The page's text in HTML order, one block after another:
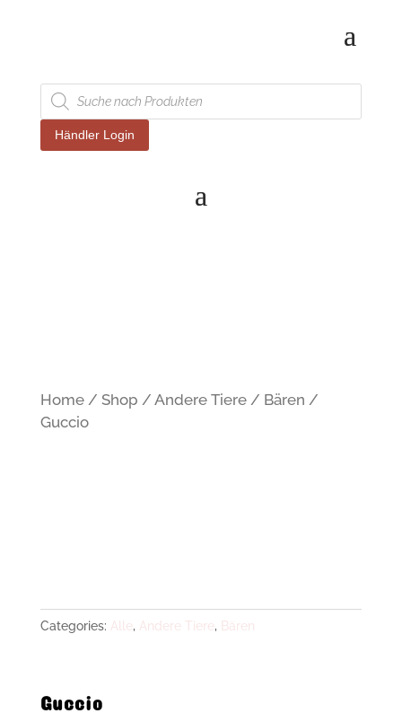
Products
search
Händler Login
Home/ Shop / Andere Tiere/ Bären /
Guccio
Categories: Alle , Andere Tiere , Bären
Guccio